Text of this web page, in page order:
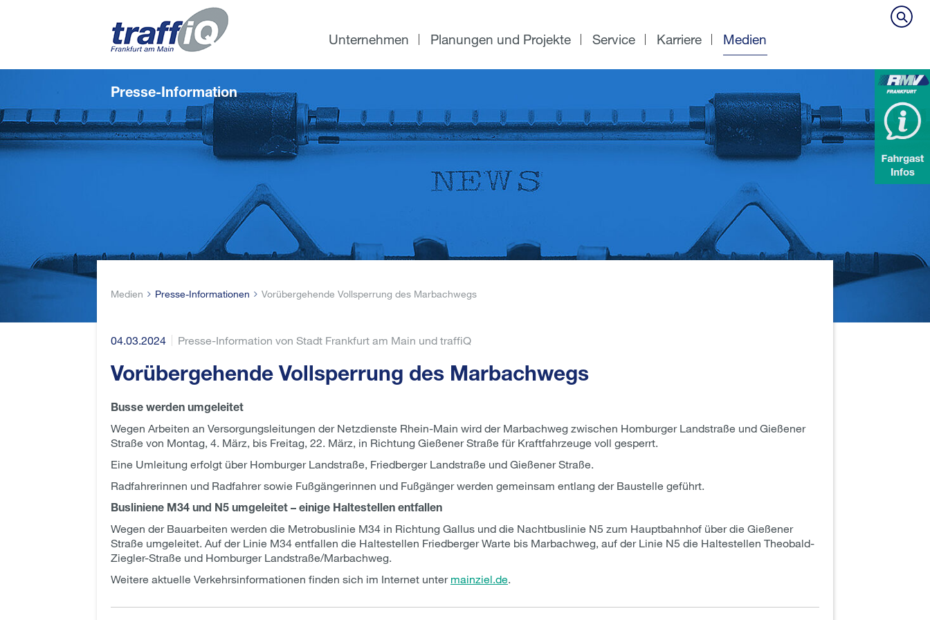
Unternehmen Planungen und Projekte Service Karriere Medien
Presse-Information
Medien Presse-Informationen Vorübergehende Vollsperrung des Marbachwegs
04.03.2024 Presse-Information von Stadt Frankfurt am Main und traffiQ
Vorübergehende Vollsperrung des Marbachwegs
Busse werden umgeleitet
Wegen Arbeiten an Versorgungsleitungen der Netzdienste Rhein-Main wird der Marbachweg zwischen Homburger Landstraße und Gießener
Straße von Montag, 4. März, bis Freitag, 22. März, in Richtung Gießener Straße für Kraftfahrzeuge voll gesperrt.
Eine Umleitung erfolgt über Homburger Landstraße, Friedberger Landstraße und Gießener Straße.
Radfahrerinnen und Radfahrer sowie Fußgängerinnen und Fußgänger werden gemeinsam entlang der Baustelle geführt.
Busliniene M34 und N5 umgeleitet – einige Haltestellen entfallen
Wegen der Bauarbeiten werden die Metrobuslinie M34 in Richtung Gallus und die Nachtbuslinie N5 zum Hauptbahnhof über die Gießener
Straße umgeleitet. Auf der Linie M34 entfallen die Haltestellen Friedberger Warte bis Marbachweg, auf der Linie N5 die Haltestellen Theobald-
Ziegler-Straße und Homburger Landstraße/Marbachweg.
Weitere aktuelle Verkehrsinformationen finden sich im Internet unter mainziel.de.